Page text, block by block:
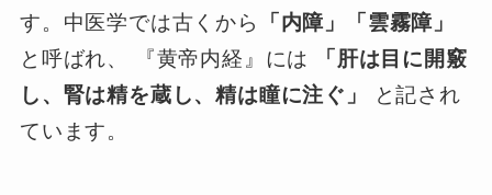
す。中医学では古くから
「内障」「雲霧障」
と呼ばれ、 『黄帝内経』には
「肝は目に開竅
し、腎は精を蔵し、精は瞳に注ぐ」
と記され
ています。